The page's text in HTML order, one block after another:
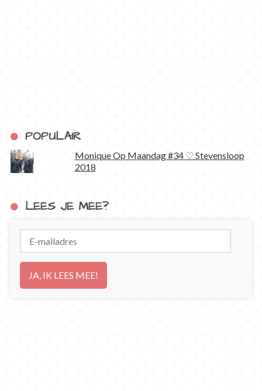
POPULAIR
Monique Op Maandag #34 ♡ Stevensloop
2018
LEES JE MEE?
mailadres